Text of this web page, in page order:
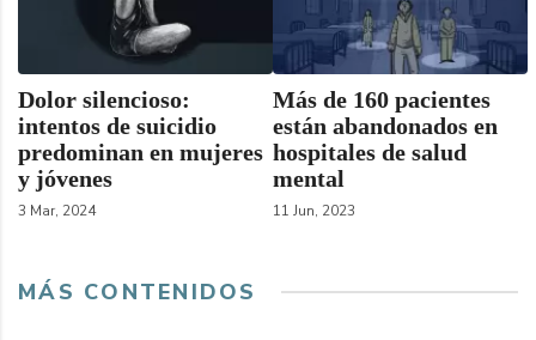
Dolor silencioso:
intentos de suicidio
predominan en mujeres
y jóvenes
3 Mar, 2024
Más de 160 pacientes
están abandonados en
hospitales de salud
mental
11 Jun, 2023
MÁS CONTENIDOS